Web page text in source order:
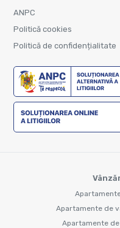
ANPC
Politică cookies
Politică de confidențialitate
Apartamente de
Apartamente